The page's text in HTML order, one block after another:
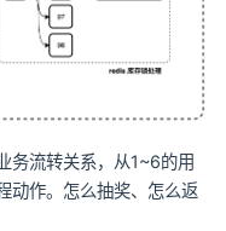
务流转关系，从1~6的用
动作。怎么抽奖、怎么返